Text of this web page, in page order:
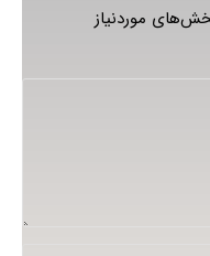
موردنیاز